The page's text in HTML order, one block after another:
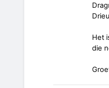
Het
die